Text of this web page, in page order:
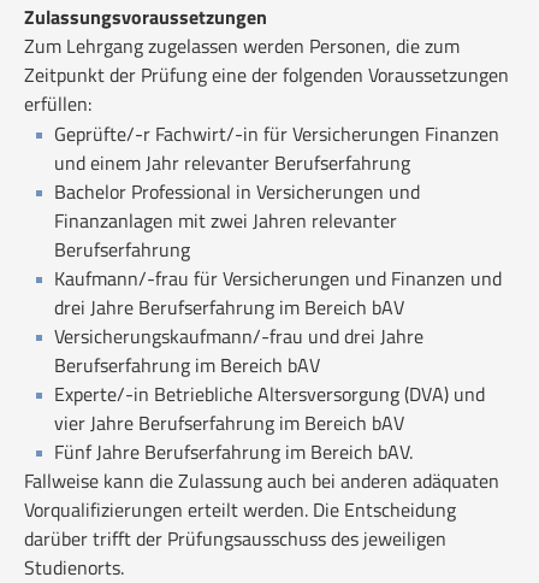
Zulassungsvoraussetzungen
Zum Lehrgang zugelassen werden Personen, die zum
Zeitpunkt der Prüfung eine der folgenden Voraussetzungen
erfüllen:
Geprüfte/-r Fachwirt/-in für Versicherungen Finanzen
und einem Jahr relevanter Berufserfahrung
Bachelor Professional in Versicherungen und
Finanzanlagen mit zwei Jahren relevanter
Berufserfahrung
Kaufmann/-frau für Versicherungen und Finanzen und
drei Jahre Berufserfahrung im Bereich bAV
Versicherungskaufmann/-frau und drei Jahre
Berufserfahrung im Bereich bAV
Experte/-in Betriebliche Altersversorgung (DVA) und
vier Jahre Berufserfahrung im Bereich bAV
Fünf Jahre Berufserfahrung im Bereich bAV.
Fallweise kann die Zulassung auch bei anderen adäquaten
Vorqualifizierungen erteilt werden. Die Entscheidung
darüber trifft der Prüfungsausschuss des jeweiligen
Studienorts.